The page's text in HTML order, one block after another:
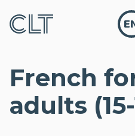
French
adults